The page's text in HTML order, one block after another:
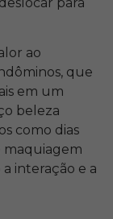
ao
que
em um
beleza
como dias
maquiagem
interação e a